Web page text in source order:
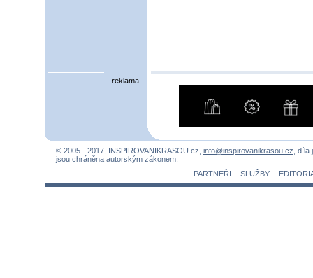
reklama
© 2005 - 2017, INSPIROVANIKRASOU.cz, info@inspirovanikrasou.cz ,
jsou chráněna autorským zákonem.
PARTNEŘI
SLUŽBY